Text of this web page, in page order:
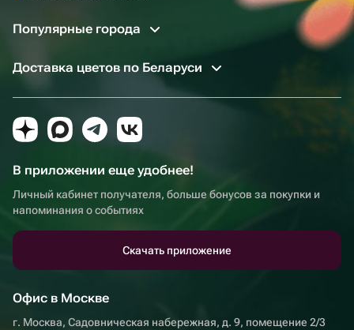
Популярные города
Доставка цветов по Беларуси
В приложении еще удобнее!
Личный кабинет получателя, больше бонусов за покупки и
напоминания о событиях
Скачать приложение
Офис в Москве
г. Москва, Садовническая набережная, д. 9, помещение 2/3